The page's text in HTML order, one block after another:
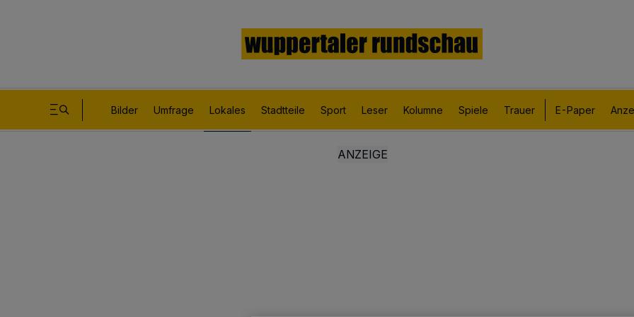
Bilder Umfrage Lokales Stadtteile Sport Leser Kolumne Spiele Trauer E-Paper